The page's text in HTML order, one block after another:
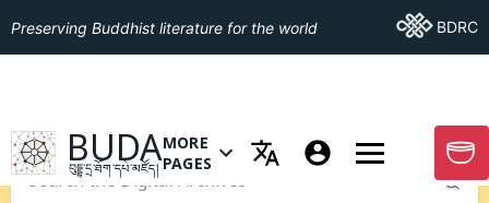
Preserving Buddhist literature for the world Go ToBDRC
GO TO HOMEPAGE
BUDA
བུདྡྷ་དྲ་ཐོག་དཔེ་མཛོད།
OPEN MENU OF MORE PAGES
MORE
PAGES
GO
Submit